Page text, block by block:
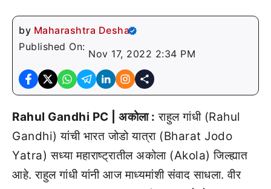
by Maharashtra Desha
Published On:
Nov 17, 2022 2:34 PM
Rahul Gandhi PC | अकोला : राहुल गांधी (Rahul
Gandhi) यांची भारत जोडो यात्रा (Bharat Jodo
Yatra) सध्या महाराष्ट्रातील अकोला (Akola) जिल्ह्यात
आहे. राहुल गांधी यांनी आज माध्यमांशी संवाद साधला. वीर